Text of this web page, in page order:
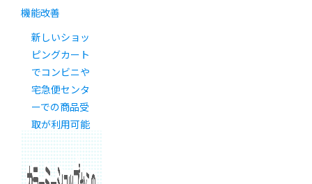
機能改善
新しいショッ
ピングカート
でコンビニや
宅急便センタ
ーでの商品受
取が利用可能
に！【新カゴプ
ロジェクト通
信 Vol.11】